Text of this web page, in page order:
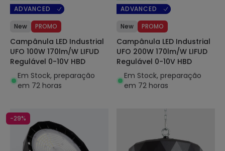
ADVANCED
New PROMO
Campânula LED Industrial
UFO 100W 170lm/W LIFUD
Regulável 0-10V HBD
Em Stock, preparação
em 72 horas
ADVANCED
New PROMO
Campânula LED Industrial
UFO 200W 170lm/W LIFUD
Regulável 0-10V HBD
Em Stock, preparação
em 72 horas
-29%